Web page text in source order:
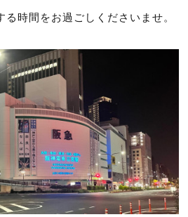
時間をお過ごしくださいませ。